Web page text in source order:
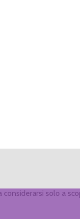
considerarsi solo a